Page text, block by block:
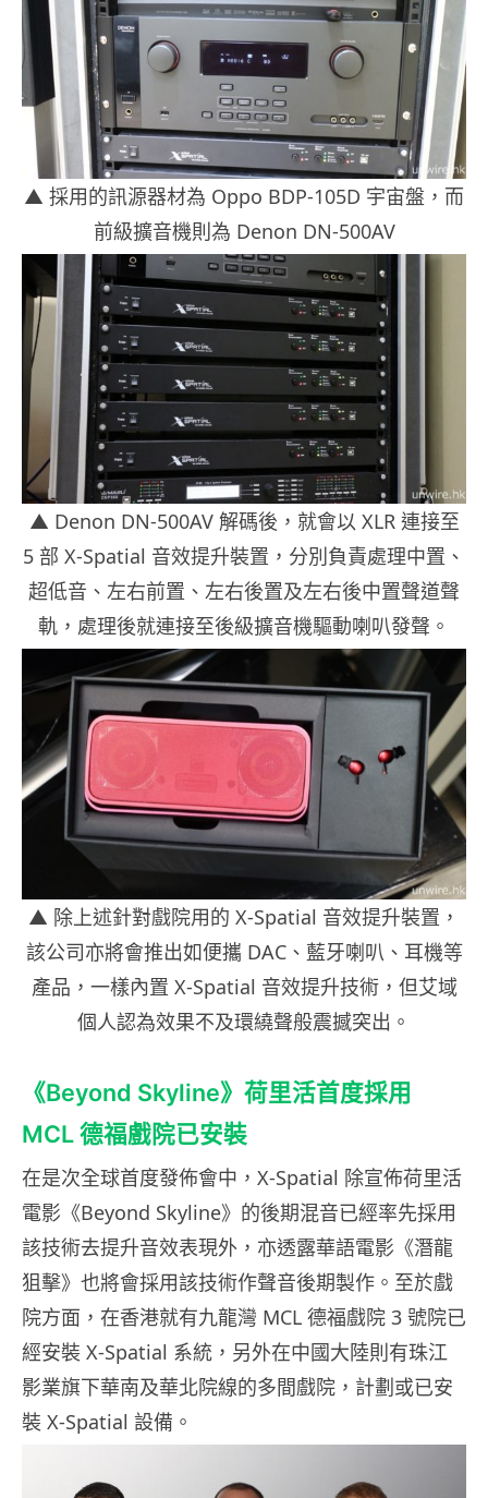
▲ 採用的訊源器材為 Oppo BDP-105D 宇宙盤，而
前級擴音機則為 Denon DN-500AV
▲ Denon DN-500AV 解碼後，就會以 XLR 連接至
5 部 X-Spatial 音效提升裝置，分別負責處理中置、
超低音、左右前置、左右後置及左右後中置聲道聲
軌，處理後就連接至後級擴音機驅動喇叭發聲。
▲ 除上述針對戲院用的 X-Spatial 音效提升裝置，
該公司亦將會推出如便攜 DAC、藍牙喇叭、耳機等
產品，一樣內置 X-Spatial 音效提升技術，但艾域
個人認為效果不及環繞聲般震撼突出。
《Beyond Skyline》荷里活首度採用
MCL 德福戲院已安裝
在是次全球首度發佈會中，X-Spatial 除宣佈荷里活
電影《Beyond Skyline》的後期混音已經率先採用
該技術去提升音效表現外，亦透露華語電影《潛龍
狙擊》也將會採用該技術作聲音後期製作。至於戲
院方面，在香港就有九龍灣 MCL 德福戲院 3 號院已
經安裝 X-Spatial 系統，另外在中國大陸則有珠江
影業旗下華南及華北院線的多間戲院，計劃或已安
裝 X-Spatial 設備。